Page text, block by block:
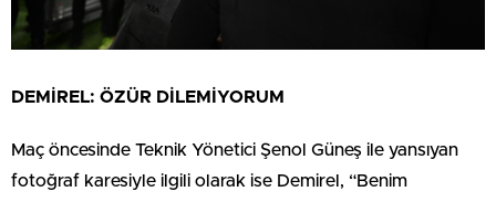
DEMİREL: ÖZÜR DİLEMİYORUM
Maç öncesinde Teknik Yönetici Şenol Güneş ile yansıyan
fotoğraf karesiyle ilgili olarak ise Demirel, “Benim